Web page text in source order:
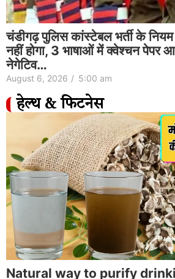
चंडीगढ़ पुलिस कांस्टेबल भर्ती के
नहीं होगा, 3 भाषाओं में क्वेश्चन पेपर
नेगेटिव…
August 6, 2026 / 5:00 am
हेल्थ & फिटनेस
Natural way to purify